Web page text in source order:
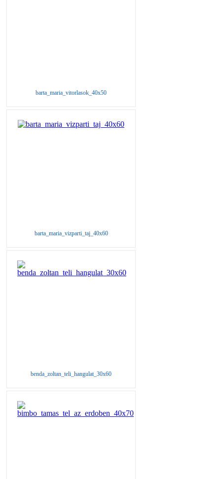
barta_maria_vitorlasok_40x50
barta_maria_vizparti_taj_40x60
benda_zoltan_teli_hangulat_30x60